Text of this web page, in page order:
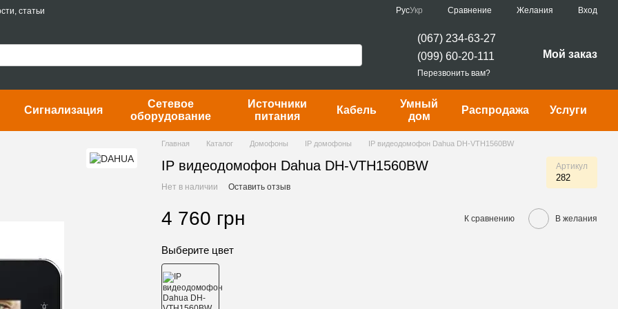
статьи РусУкр Сравнение Желания Вход
(067) 234-63-27
(099) 60-20-111
Перезвонить вам?
Мой заказ
Сигнализация
Сетевое
оборудование
Источники
питания
Кабель
Умный
дом
Распродажа Услуги
Главная Каталог Домофоны IP домофоны IP видеодомофон Dahua DH-VTH1560BW
IP видеодомофон Dahua DH-VTH1560BW Артикул
282
Нет в наличии Оставить отзыв
4 760 грн К сравнению В желания
Выберите цвет